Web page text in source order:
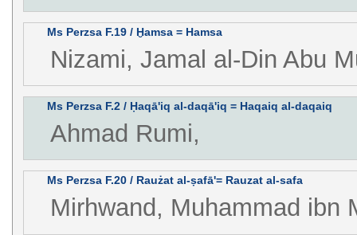
Ms Perzsa F.19 / Ḫamsa = Hamsa
Nizami, Jamal al-Din Abu
Ms Perzsa F.2 / Ḥaqā'iq al-daqā'iq = Haqaiq al-daqaiq
Ahmad Rumi,
Ms Perzsa F.20 / Raużat al-ṣafā'= Rauzat al-safa
Mirhwand, Muhammad ibn